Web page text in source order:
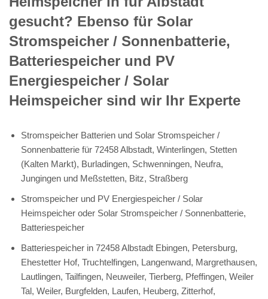
gesucht? Ebenso für Solar
Stromspeicher / Sonnenbatterie,
Batteriespeicher und PV
Energiespeicher / Solar
Heimspeicher sind wir Ihr Experte
Stromspeicher Batterien und Solar Stromspeicher /
Sonnenbatterie für 72458 Albstadt, Winterlingen, Stetten
(Kalten Markt), Burladingen, Schwenningen, Neufra,
Jungingen und Meßstetten, Bitz, Straßberg
Stromspeicher und PV Energiespeicher / Solar
Heimspeicher oder Solar Stromspeicher / Sonnenbatterie,
Batteriespeicher
Batteriespeicher in 72458 Albstadt Ebingen, Petersburg,
Ehestetter Hof, Truchtelfingen, Langenwand, Margrethausen,
Lautlingen, Tailfingen, Neuweiler, Tierberg, Pfeffingen, Weiler
Tal, Weiler, Burgfelden, Laufen, Heuberg, Zitterhof,